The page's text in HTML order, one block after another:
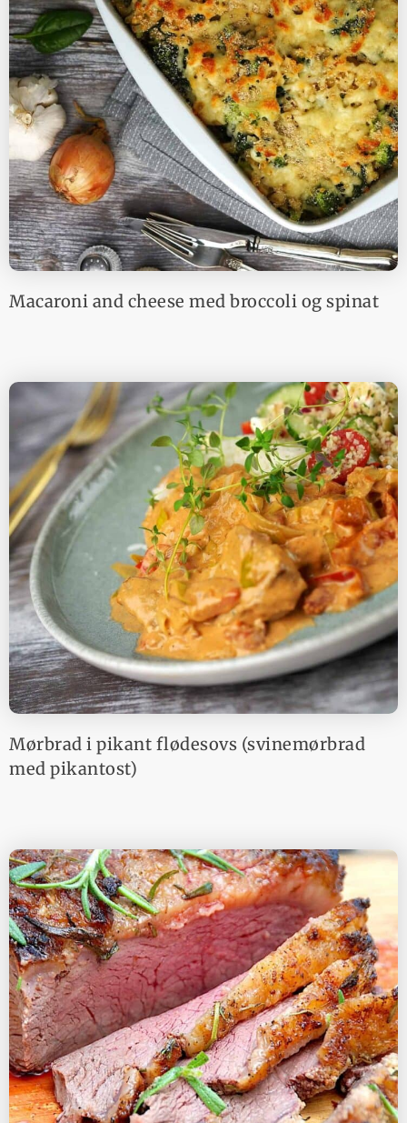
Macaroni and cheese med broccoli og spinat
Mørbrad i pikant flødesovs (svinemørbrad
med pikantost)